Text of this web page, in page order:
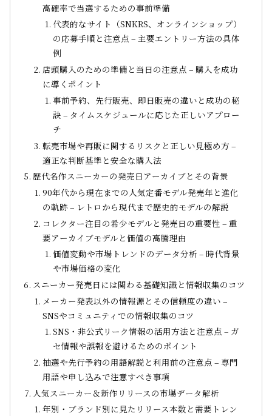
高確率で当選するための事前準備
代表的なサイト（SNKRS、オンラインショップ）
の応募手順と注意点 – 主要エントリー方法の具体
例
店頭購入のための準備と当日の注意点 – 購入を成功
に導くポイント
事前予約、先行販売、即日販売の違いと成功の秘
訣 – タイムスケジュールに応じた正しいアプロー
チ
転売市場や再販に関するリスクと正しい見極め方 –
適正な判断基準と安全な購入法
歴代名作スニーカーの発売日アーカイブとその背景
90年代から現在までの人気定番モデル発売年と進化
の軌跡 – レトロから現代まで歴史的モデルの解説
コレクター注目の希少モデルと発売日の重要性 – 重
要アーカイブモデルと価値の高騰理由
価値変動や市場トレンドのデータ分析 – 時代背景
や市場価格の変化
スニーカー発売日には関わる基礎知識と情報収集のコツ
メーカー発表以外の情報源とその信頼度の違い –
SNSやコミュニティでの情報収集のコツ
SNS・非公式リーク情報の活用方法と注意点 – ガ
セ情報や誤報を避けるためのポイント
抽選や先行予約の用語解説と利用前の注意点 – 専門
用語や申し込みで注意すべき事項
人気スニーカー＆新作リリースの市場データ解析
年別・ブランド別に見たリリース本数と需要トレン